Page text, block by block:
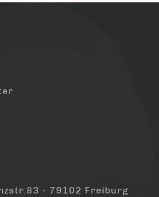
- 79102 Freiburg